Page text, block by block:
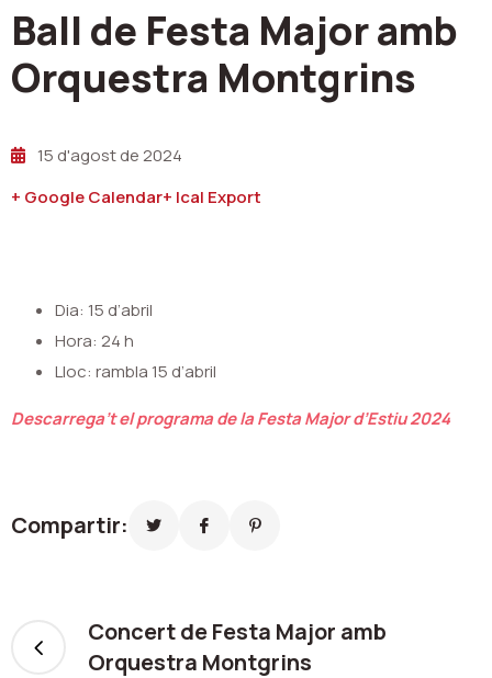
Ball de Festa Major amb
Orquestra Montgrins
15 d'agost de 2024
+ Google Calendar+ Ical Export
Dia: 15 d’abril
Hora: 24 h
Lloc: rambla 15 d’abril
Descarrega’t el programa de la Festa Major d’Estiu 2024
Compartir:
Concert de Festa Major amb
Orquestra Montgrins